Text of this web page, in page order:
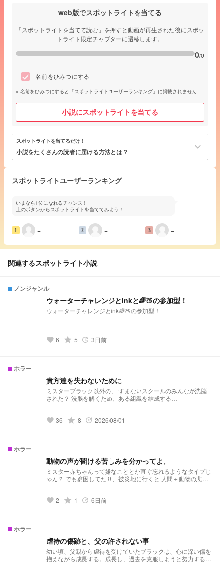
web版でスポットライトを当てる
「スポットライトを当てて読む」を押すと動画が再生された後にスポッ
トライト限定チャプターに遷移します。
0/0
名前をひみつにする
名前をひみつにすると「スポットライトユーザーランキング」に掲載されません
小説にスポットライトを当てる
スポットライトを当てるだけ！
小説をたくさんの読者に届ける方法とは？ keyboard_arrow_down
スポットライトユーザーランキング
いまなら1位になれるチャンス！
上のボタンからスポットライトを当ててみよう！
1 − 2 − 3 −
関連するスポットライト小説
ノンジャンル
ウォーターチャレンジとinkと🌈🍑の参加型！
ウォーターチャレンジとink🌈🍑の参加型！
favorite 6 grade 5 update 3日前
ホラー
貴方達を失わないために
ミスターブラック以外の、 すまないスクールのみんなが洗脳
された？ 洗脳を解くため、ある組織を結成する…
favorite 36 grade 8 update 2026/08/01
ホラー
動物の声が聞ける苦しみを分かってよ。
ミスター赤ちゃんって嫌なこととか直ぐ忘れるようなタイプじ
ゃん？ でも窮困してたり、被災地に行くと 人間＋動物の悲鳴
いになるの注意⚠️
favorite 2 grade 1 update 6日前
ホラー
虐待の傷跡と、父の許されない事
幼い頃、父親から虐待を受けていたブラックは、心に深い傷を
抱えながら成長する。成長し、過去を克服しようと努力する中